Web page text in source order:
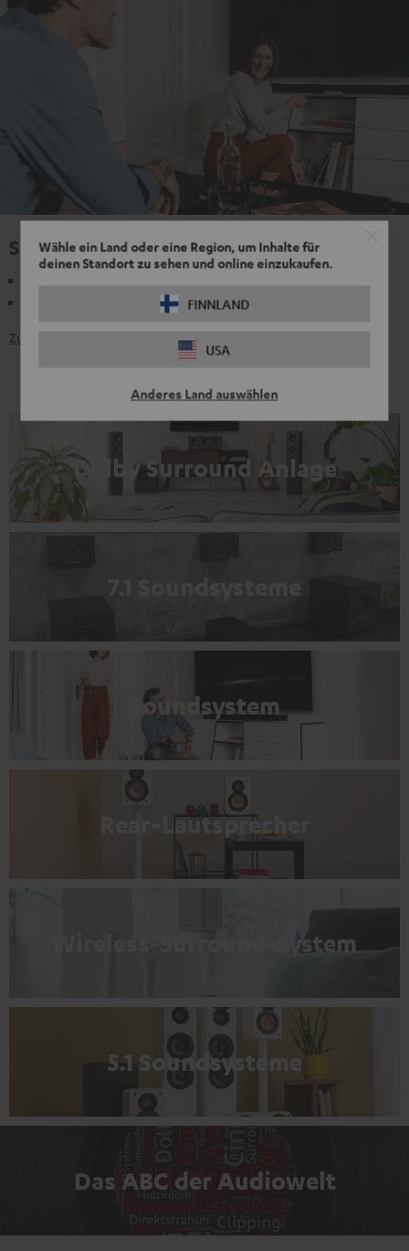
Wähle ein Land oder eine Region, um Inhalte für
deinen Standort zu sehen und online einzukaufen.
FINNLAND
USA
Anderes Land auswählen
Sound am TV
Stereo-Sound oder echter Surround-Sound
Zu den Produkten
Dolby Surround Anlage
7.1 Soundsysteme
Soundsystem
Rear-Lautsprecher
Wireless-Surround-System
5.1 Soundsysteme
Das ABC der Audiowelt